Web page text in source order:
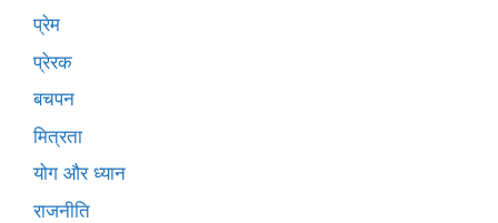
प्रेम
प्रेरक
बचपन
मित्रता
योग और ध्यान
राजनीति